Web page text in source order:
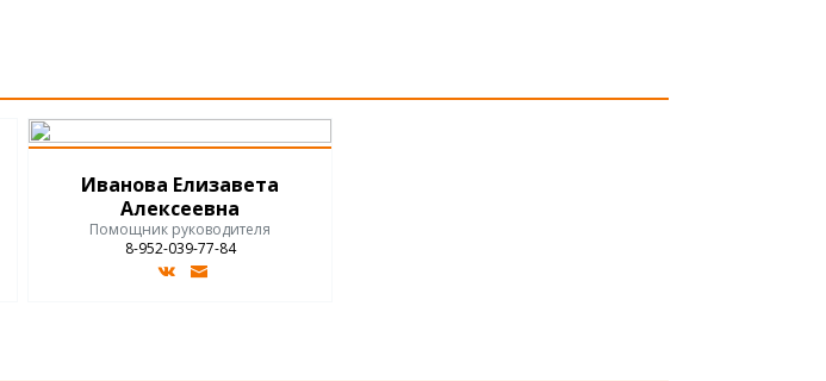
Иванова Елизавета
Алексеевна
Помощник руководителя
8-952-039-77-84